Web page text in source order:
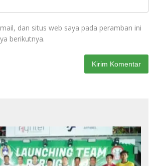
dan situs web saya pada peramban ini
berikutnya.